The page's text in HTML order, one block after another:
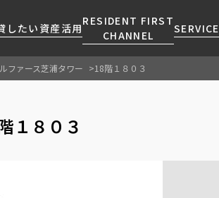
したい 資産活用
RESIDENT FIRST
CHANNEL
SERVICE
会社情報
人気エリアから探す
お問い合わせ
お問い合わせ
マンションレポート
会員ページ
ファース芝浦タワー 18階１８０３
１８０３